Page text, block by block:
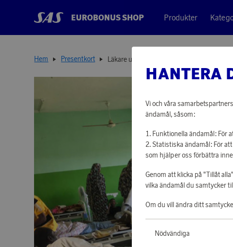
EUROBONUS SHOP Produkter
Hem Presentkort Läkare utan gränser
HANTERA
Vi och våra
ändamål, såsom:
Funktionella ändamål: För
Statistiska ändamål: För
som hjälper oss förbättra
Genom att klicka på "Tillåt
vilka ändamål du samtycker
Om du vill ändra ditt
Nödvändiga